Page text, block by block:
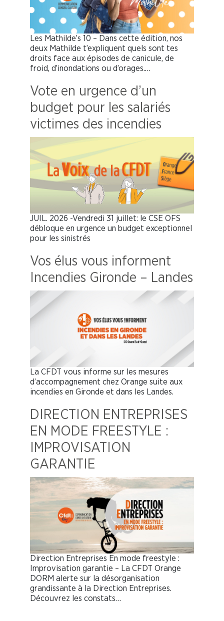
Les Mathilde’s 10 – Dans cette édition, nos
deux Mathilde t’expliquent quels sont tes
droits face aux épisodes de canicule, de
froid, d’inondations ou d’orages.…
Vote en urgence d’un
budget pour les salariés
victimes des incendies
JUIL. 2026 -Vendredi 31 juillet: le CSE OFS
débloque en urgence un budget exceptionnel
pour les sinistrés
Vos élus vous informent
Incendies Gironde – Landes
La CFDT vous informe sur les mesures
d’accompagnement chez Orange suite aux
incendies en Gironde et dans les Landes.
DIRECTION ENTREPRISES
EN MODE FREESTYLE :
IMPROVISATION
GARANTIE
Direction Entreprises En mode freestyle :
Improvisation garantie – La CFDT Orange
DORM alerte sur la désorganisation
grandissante à la Direction Entreprises.
Découvrez les constats…